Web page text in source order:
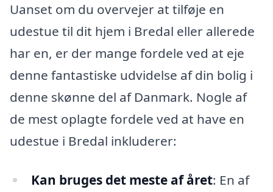
Uanset om du overvejer at tilføje en
udestue til dit hjem i Bredal eller allerede
har en, er der mange fordele ved at eje
denne fantastiske udvidelse af din bolig i
denne skønne del af Danmark. Nogle af
de mest oplagte fordele ved at have en
udestue i Bredal inkluderer:
Kan bruges det meste af året: En af